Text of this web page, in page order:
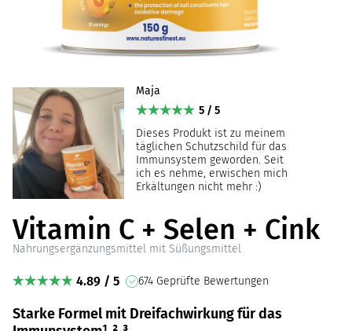
Maja
5 / 5
Dieses Produkt ist zu meinem
täglichen Schutzschild für das
Immunsystem geworden. Seit
ich es nehme, erwischen mich
Erkältungen nicht mehr :)
Vitamin C + Selen + Cink
Nahrungsergänzungsmittel mit Süßungsmittel
4.89 / 5 674 Geprüfte Bewertungen
Starke Formel mit Dreifachwirkung für das